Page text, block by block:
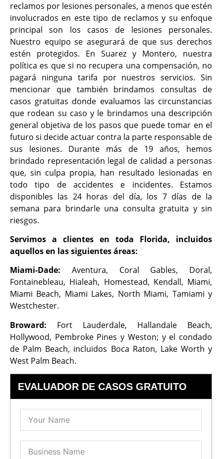
reclamos por lesiones personales, a menos que estén
involucrados en este tipo de reclamos y su enfoque
principal son los casos de lesiones personales.
Nuestro equipo se asegurará de que sus derechos
estén protegidos. En Suarez y Montero, nuestra
política es que si no recupera una compensación, no
pagará ninguna tarifa por nuestros servicios. Sin
mencionar que también brindamos consultas de
casos gratuitas donde evaluamos las circunstancias
que rodean su caso y le brindamos una descripción
general objetiva de los pasos que puede tomar en el
futuro si decide actuar contra la parte responsable de
sus lesiones. Durante más de 19 años, hemos
brindado representación legal de calidad a personas
que, sin culpa propia, han resultado lesionadas en
todo tipo de accidentes e incidentes. Estamos
disponibles las 24 horas del día, los 7 días de la
semana para brindarle una consulta gratuita y sin
riesgos.
Servimos a clientes en toda Florida, incluidos
aquellos en las siguientes áreas:
Miami-Dade: Aventura, Coral Gables, Doral,
Fontainebleau, Hialeah, Homestead, Kendall, Miami,
Miami Beach, Miami Lakes, North Miami, Tamiami y
Westchester.
Broward: Fort Lauderdale, Hallandale Beach,
Hollywood, Pembroke Pines y Weston; y el condado
de Palm Beach, incluidos Boca Raton, Lake Worth y
West Palm Beach.
EVALUADOR DE CASOS GRATUITO